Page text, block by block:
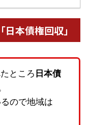
本債権回収」
ところ 日本債
ので地域は